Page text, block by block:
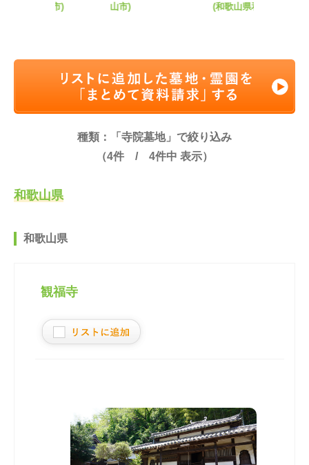
山県和歌山市)
山市)
(和歌山県和歌山市)
種類：「寺院墓地」で絞り込み
（4件 / 4件中 表示）
和歌山県
和歌山県
観福寺